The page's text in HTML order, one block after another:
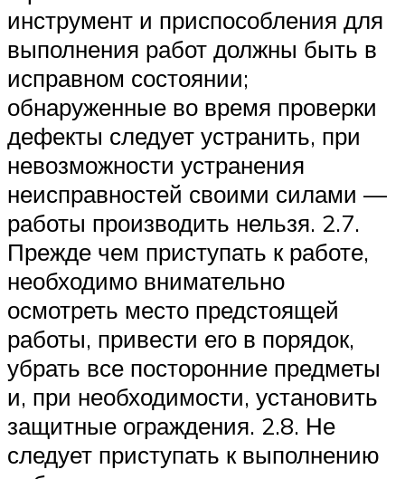
инструмент и приспособления для
выполнения работ должны быть в
исправном состоянии;
обнаруженные во время проверки
дефекты следует устранить, при
невозможности устранения
неисправностей своими силами —
работы производить нельзя. 2.7.
Прежде чем приступать к работе,
необходимо внимательно
осмотреть место предстоящей
работы, привести его в порядок,
убрать все посторонние предметы
и, при необходимости, установить
защитные ограждения. 2.8. Не
следует приступать к выполнению